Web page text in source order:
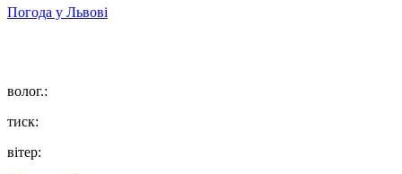
Погода у Львові
волог.:
тиск:
вітер: